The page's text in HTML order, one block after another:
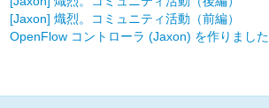
[Jaxon] 熾烈。コミュニティ活動（前編）
OpenFlow コントローラ (Jaxon) を作りました